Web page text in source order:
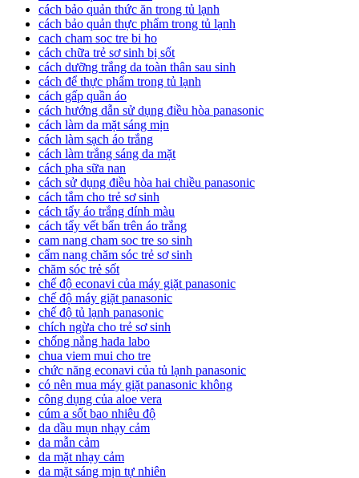
cách bảo quản thức ăn trong tủ lạnh
cách bảo quản thực phẩm trong tủ lạnh
cach cham soc tre bi ho
cách chữa trẻ sơ sinh bị sốt
cách dưỡng trắng da toàn thân sau sinh
cách để thực phẩm trong tủ lạnh
cách gấp quần áo
cách hướng dẫn sử dụng điều hòa panasonic
cách làm da mặt sáng mịn
cách làm sạch áo trắng
cách làm trắng sáng da mặt
cách pha sữa nan
cách sử dụng điều hòa hai chiều panasonic
cách tắm cho trẻ sơ sinh
cách tẩy áo trắng dính màu
cách tẩy vết bẩn trên áo trắng
cam nang cham soc tre so sinh
cẩm nang chăm sóc trẻ sơ sinh
chăm sóc trẻ sốt
chế độ econavi của máy giặt panasonic
chế độ máy giặt panasonic
chế độ tủ lạnh panasonic
chích ngừa cho trẻ sơ sinh
chống nắng hada labo
chua viem mui cho tre
chức năng econavi của tủ lạnh panasonic
có nên mua máy giặt panasonic không
công dụng của aloe vera
cúm a sốt bao nhiêu độ
da dầu mụn nhạy cảm
da mẫn cảm
da mặt nhạy cảm
da mặt sáng mịn tự nhiên